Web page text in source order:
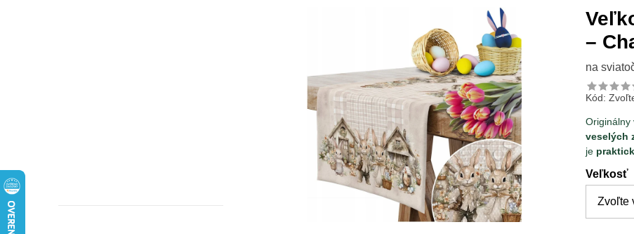
–
na
Kód:
Originálny
veselých
je
Veľkosť